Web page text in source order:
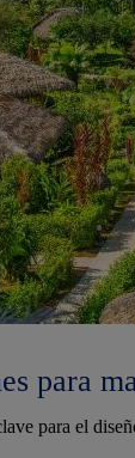
para
para el